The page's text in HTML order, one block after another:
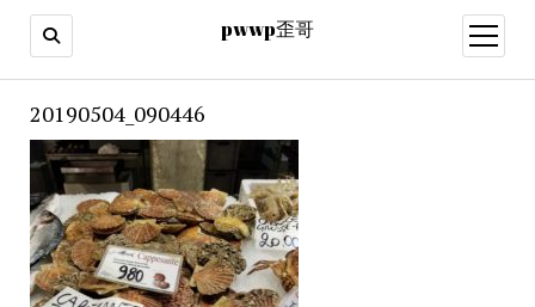
pwwp歪哥
open
menu
20190504_090446